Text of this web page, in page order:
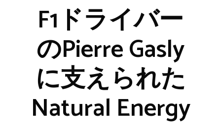
F1ドライバー
のPierre Gasly
に支えられた
Natural Energy